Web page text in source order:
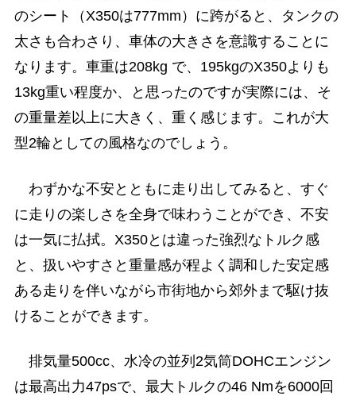
のシート（X350は777mm）に跨がると、タンクの
太さも合わさり、車体の大きさを意識することに
なります。車重は208kg で、195kgのX350よりも
13kg重い程度か、と思ったのですが実際には、そ
の重量差以上に大きく、重く感じます。これが大
型2輪としての風格なのでしょう。
わずかな不安とともに走り出してみると、すぐ
に走りの楽しさを全身で味わうことができ、不安
は一気に払拭。X350とは違った強烈なトルク感
と、扱いやすさと重量感が程よく調和した安定感
ある走りを伴いながら市街地から郊外まで駆け抜
けることができます。
排気量500cc、水冷の並列2気筒DOHCエンジン
は最高出力47psで、最大トルクの46 Nmを6000回